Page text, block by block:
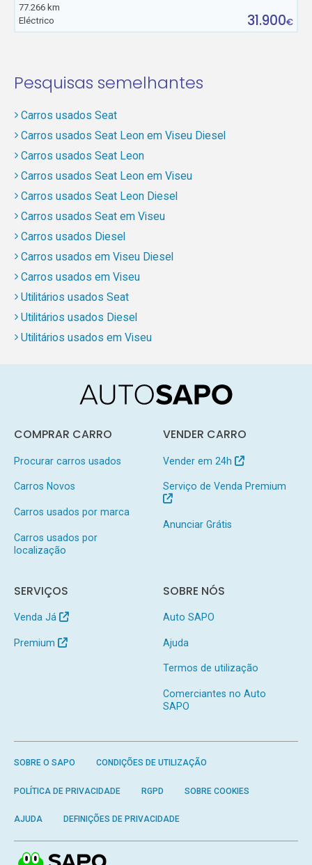
77.266 km
Eléctrico
31.900€
Pesquisas semelhantes
Carros usados Seat
Carros usados Seat Leon em Viseu Diesel
Carros usados Seat Leon
Carros usados Seat Leon em Viseu
Carros usados Seat Leon Diesel
Carros usados Seat em Viseu
Carros usados Diesel
Carros usados em Viseu Diesel
Carros usados em Viseu
Utilitários usados Seat
Utilitários usados Diesel
Utilitários usados em Viseu
COMPRAR CARRO
Procurar carros usados
Carros Novos
Carros usados por marca
Carros usados por
localização
VENDER CARRO
Vender em 24h
Serviço de Venda Premium
Anunciar Grátis
SERVIÇOS
Venda Já
Premium
SOBRE NÓS
Auto SAPO
Ajuda
Termos de utilização
Comerciantes no Auto
SAPO
SOBRE O SAPO CONDIÇÕES DE UTILIZAÇÃO
POLÍTICA DE PRIVACIDADE RGPD SOBRE COOKIES
AJUDA DEFINIÇÕES DE PRIVACIDADE